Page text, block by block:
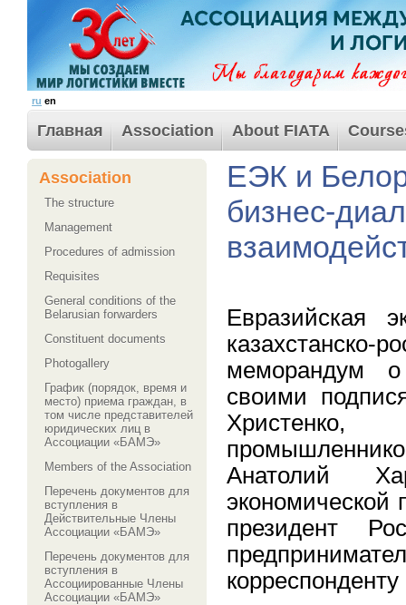
ru en
Главная Association About FIATA
Association
The structure
Management
Procedures of admission
Requisites
General conditions of the
Belarusian forwarders
Сonstituent documents
Photogallery
График (порядок, время и
место) приема граждан, в
том числе представителей
юридических лиц в
Ассоциации «БАМЭ»
Members of the Association
Перечень документов для
вступления в
Действительные Члены
Ассоциации «БАМЭ»
Перечень документов для
вступления в
Ассоциированные Члены
Ассоциации «БАМЭ»
ЕЭК и
бизнес-
Евразийская
меморандум о
своими
Анатолий
экономической
президент